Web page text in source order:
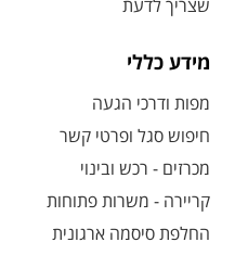
שצריך לדעת
מידע כללי
מפות ודרכי הגעה
חיפוש סגל ופרטי קשר
מכרזים - רכש ובינוי
קריירה - משרות פתוחות
החלפת סיסמה ארגונית